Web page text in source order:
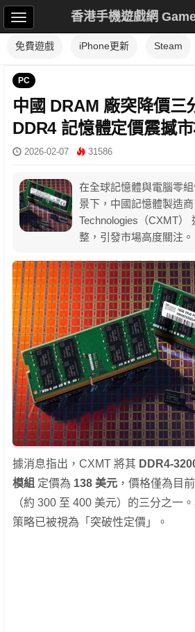
香港手機遊戲網
免費遊戲 iPhone更新 Steam
PC
中國 DRAM 廠突降價
DDR4 記憶體定價震撼
2026-02-07 31586
在全球記憶體與電腦零
景下，中國記憶體製造
Technologies（CXMT）
整，引發市場高度關注。
據消息指出，CXMT 將其 DDR4-
模組 定價為 138 美元 ，價格僅為目
（約 300 至 400 美元）的三分之一
策略已被視為「突破性定價」。